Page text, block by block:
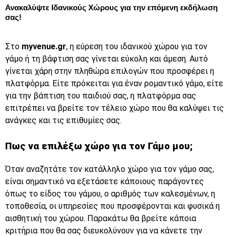
Ανακαλύψτε Ιδανικούς Χώρους για την επόμενη εκδήλωση
σας!
Στο myvenue.gr, η εύρεση του ιδανικού χώρου για τον
γάμο ή τη βάφτιση σας γίνεται εύκολη και άμεση. Αυτό
γίνεται χάρη στην πληθώρα επιλογών που προσφέρει η
πλατφόρμα. Είτε πρόκειται για έναν ρομαντικό γάμο, είτε
για την βάπτιση του παιδιού σας, η πλατφόρμα σας
επιτρέπει να βρείτε τον τέλειο χώρο που θα καλύψει τις
ανάγκες και τις επιθυμίες σας.
Πως να επιλέξω χώρο για τον Γάμο μου;
Όταν αναζητάτε τον κατάλληλο χώρο για τον γάμο σας,
είναι σημαντικό να εξετάσετε κάποιους παράγοντες
όπως το είδος του γάμου, ο αριθμός των καλεσμένων, η
τοποθεσία, οι υπηρεσίες που προσφέρονται και φυσικά η
αισθητική του χώρου. Παρακάτω θα βρείτε κάποια
κριτήρια που θα σας διευκολύνουν για να κάνετε την